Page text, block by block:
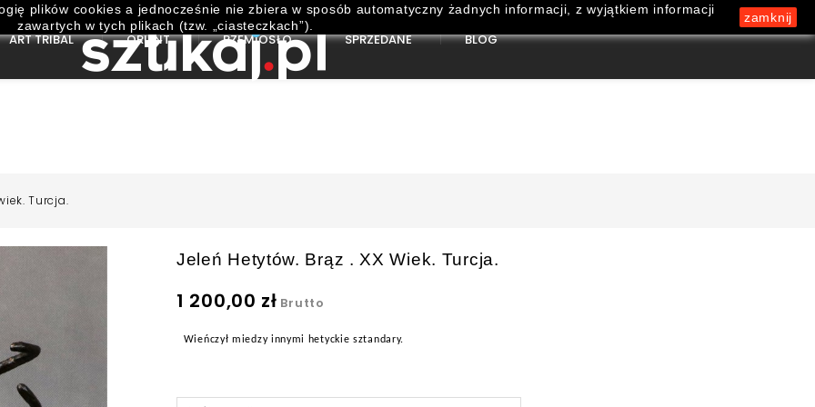
ART TRIBAL ORIENT RZEMIOSŁO SPRZEDANE BLOG
Turcja.
Jeleń Hetytów. Brąz . XX Wiek. Turcja.
1 200,00 zł Brutto
Wieńczył miedzy innymi hetyckie sztandary.
plików cookies a jednocześnie nie zbiera w sposób automatyczny żadnych informacji, z wyjątkiem informacji
zawartych w tych plikach (tzw. „ciasteczkach”).
zamknij